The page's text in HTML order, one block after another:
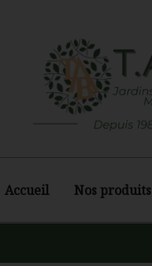
Accueil Nos produits